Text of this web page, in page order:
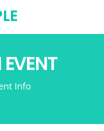
Info